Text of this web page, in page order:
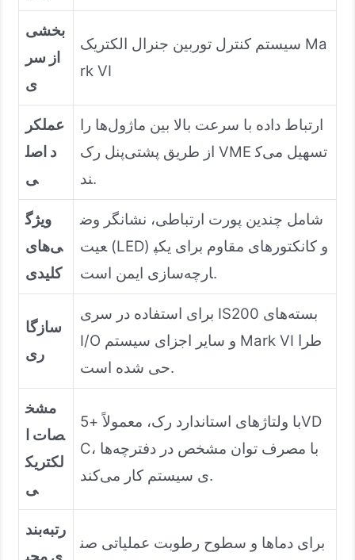
بخشی
از سر
ی
سیستم کنترل توربین جنرال الکتریک Ma
rk VI
عملکر
د اصل
ی
ارتباط داده با سرعت بالا بین ماژول‌ها را
از طریق پشتی‌پنل رک VME تسهیل می‌ک
ند.
ویژگ
ی‌های
کلیدی
شامل چندین پورت ارتباطی، نشانگر وض
عیت (LED) و کانکتورهای مقاوم برای یکپ
ارچه‌سازی ایمن است.
سازگا
ری
برای استفاده در سری IS200 بسته‌های
I/O و سایر اجزای سیستم Mark VI طرا
حی شده است.
مشخ
صات ا
لکتریک
ی
با ولتاژهای استاندارد رک، معمولاً +5VD
C، با مصرف توان مشخص در دفترچه‌ها
ی سیستم کار می‌کند.
رتبه‌بند
ی محی
برای دماها و سطوح رطوبت عملیاتی صن